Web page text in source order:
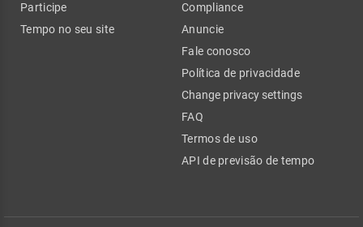
Participe
Tempo no seu site
Compliance
Anuncie
Fale conosco
Política de privacidade
Change privacy settings
FAQ
Termos de uso
API de previsão de tempo